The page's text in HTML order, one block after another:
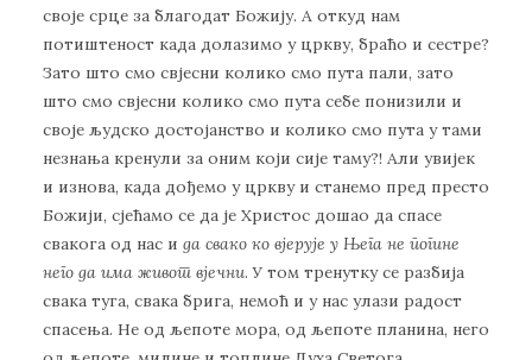
своје срце за благодат Божију. А откуд нам
потиштеност када долазимо у цркву, браћо и сестре?
Зато што смо свјесни колико смо пута пали, зато
што смо свјесни колико смо пута себе понизили и
своје људско достојанство и колико смо пута у тами
незнања кренули за оним који сије таму?! Али увијек
и изнова, када дођемо у цркву и станемо пред престо
Божији, сјећамо се да је Христос дошао да спасе
свакога од нас и да свако ко вјерује у Њега не погине
него да има живот вјечни. У том тренутку се разбија
свака туга, свака брига, немоћ и у нас улази радост
спасења. Не од љепоте мора, од љепоте планина, него